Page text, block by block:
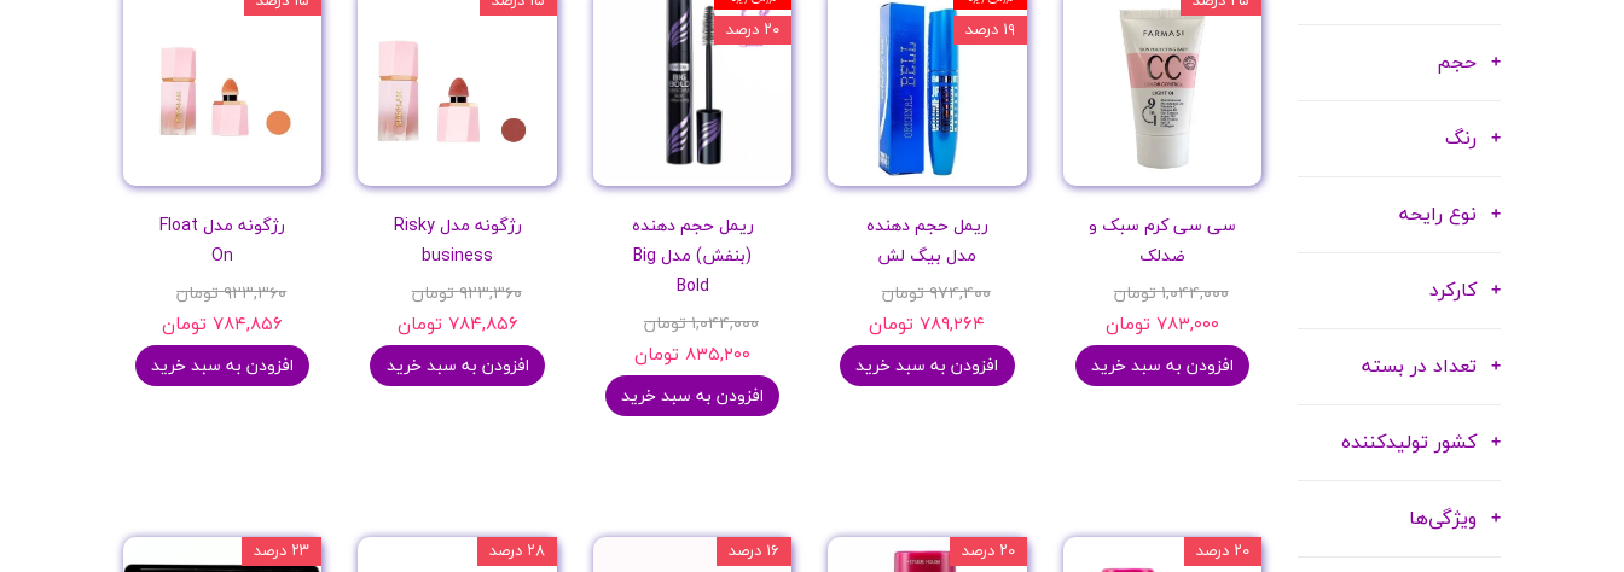
حجم
رنگ
نوع رایحه
کارکرد
تعداد در بسته
کشور تولیدکننده
ویژگی‌ها
سی سی کرم سبک و
ضدلک
۱,۰۴۴,۰۰۰ تومان
۷۸۳,۰۰۰ تومان
افزودن به سبد خرید
ریمل حجم دهنده
مدل بیگ لش
۹۷۴,۴۰۰ تومان
۷۸۹,۲۶۴ تومان
افزودن به سبد خرید
۱۹ درصد
ریمل حجم دهنده
(بنفش) مدل Big
Bold
۱,۰۴۴,۰۰۰ تومان
۸۳۵,۲۰۰ تومان
افزودن به سبد خرید
۲۰ درصد
رژگونه مدل Risky
business
۹۲۳,۳۶۰ تومان
۷۸۴,۸۵۶ تومان
افزودن به سبد خرید
رژگونه مدل Float
On
۹۲۳,۳۶۰ تومان
۷۸۴,۸۵۶ تومان
افزودن به سبد خرید
۲۰ درصد ۲۰ درصد ۱۶ درصد ۲۸ درصد ۲۳ درصد